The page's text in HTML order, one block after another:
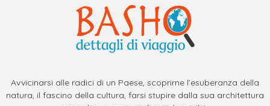
Avvicinarsi alle radici di un Paese, scoprirne l’esuberanza della
natura, il fascino della cultura, farsi stupire dalla sua architettura